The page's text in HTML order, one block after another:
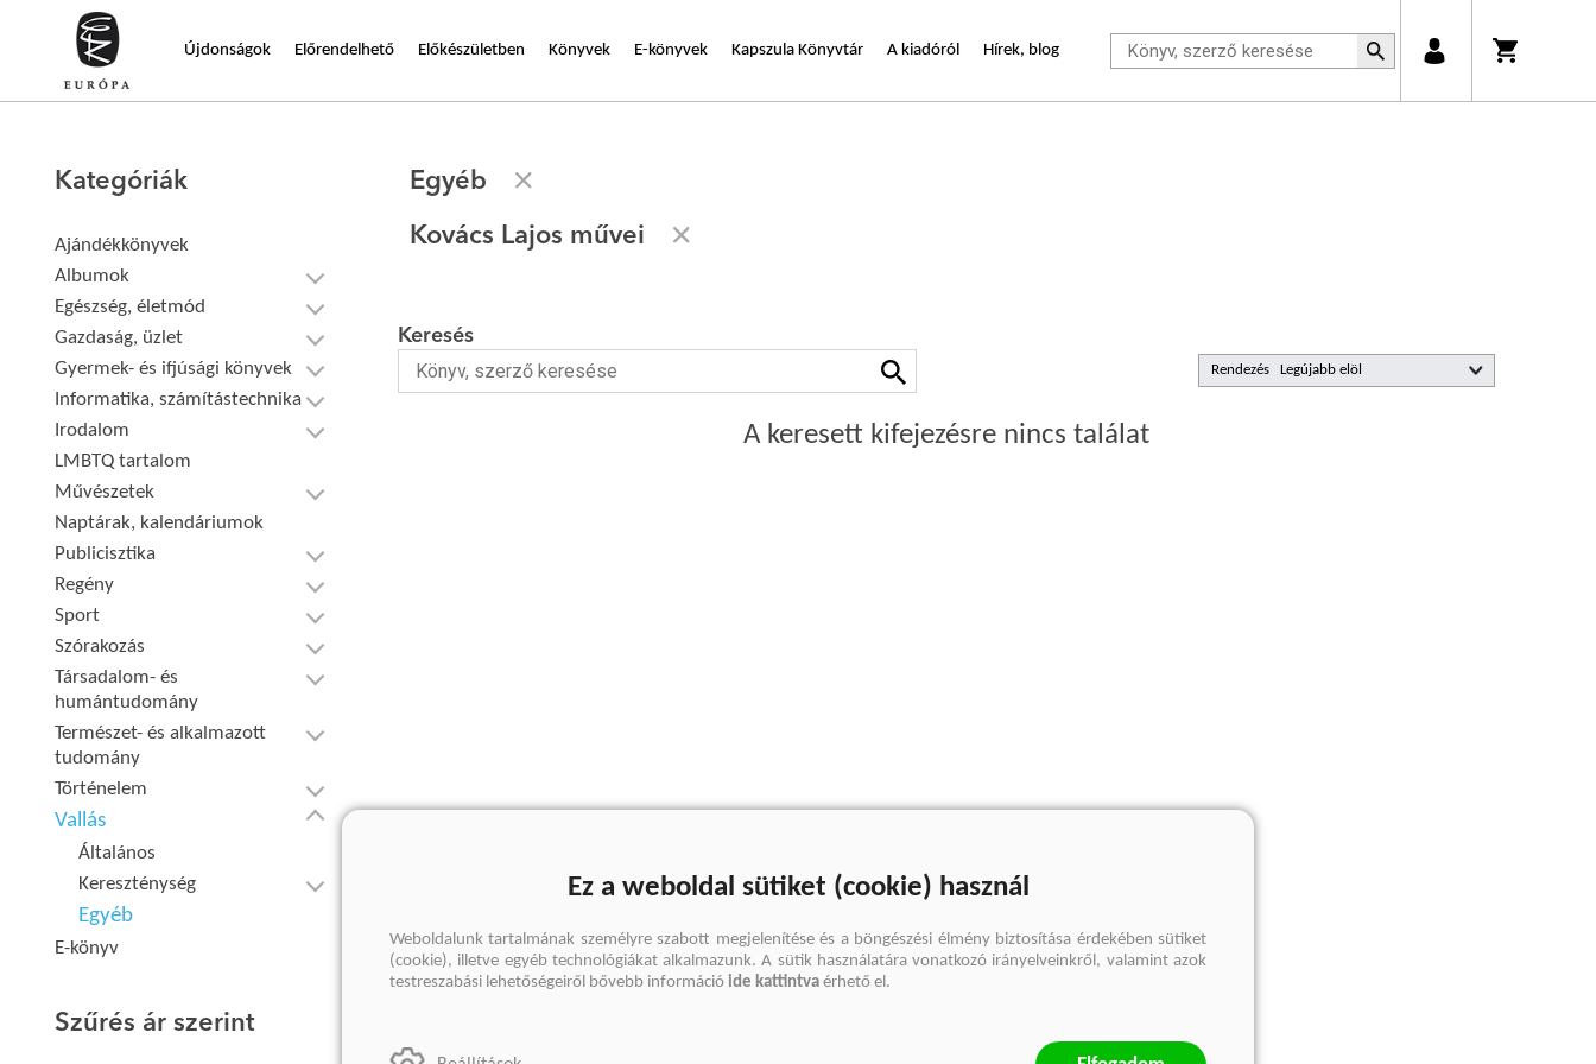
Újdonságok Előrendelhető Előkészületben Könyvek E-könyvek Kapszula Könyvtár A kiadóról Hírek, blog
Kategóriák
Ajándékkönyvek
Albumok
Egészség, életmód
Gazdaság, üzlet
Gyermek- és ifjúsági könyvek
Informatika, számítástechnika
Irodalom
LMBTQ tartalom
Művészetek
Naptárak, kalendáriumok
Publicisztika
Regény
Sport
Szórakozás
Társadalom- és
humántudomány
Természet- és alkalmazott
tudomány
Történelem
Vallás
Általános
Kereszténység
Egyéb
E-könyv
Szűrés ár szerint
Egyéb
Kovács Lajos művei
Rendezés
Keresés
A keresett kifejezésre nincs találat
Ez a weboldal sütiket (cookie) használ
Weboldalunk tartalmának személyre szabott megjelenítése és a böngészési élmény biztosítása érdekében sütiket
(cookie), illetve egyéb technológiákat alkalmazunk. A sütik használatára vonatkozó irányelveinkről, valamint azok
testreszabási lehetőségeiről bővebb információ ide kattintva érhető el.